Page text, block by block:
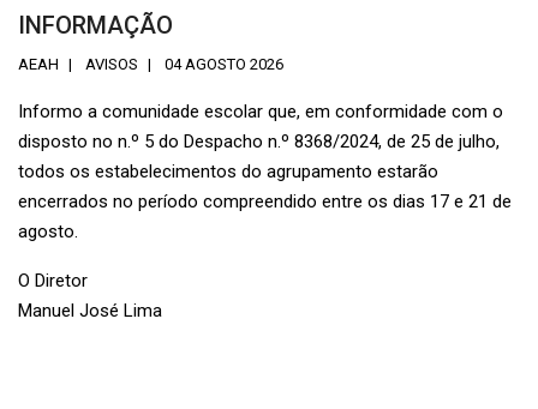
INFORMAÇÃO
AEAH AVISOS 04 AGOSTO 2026
Informo a comunidade escolar que, em conformidade com o
disposto no n.º 5 do Despacho n.º 8368/2024, de 25 de julho,
todos os estabelecimentos do agrupamento estarão
encerrados no período compreendido entre os dias 17 e 21 de
agosto.
O Diretor
Manuel José Lima